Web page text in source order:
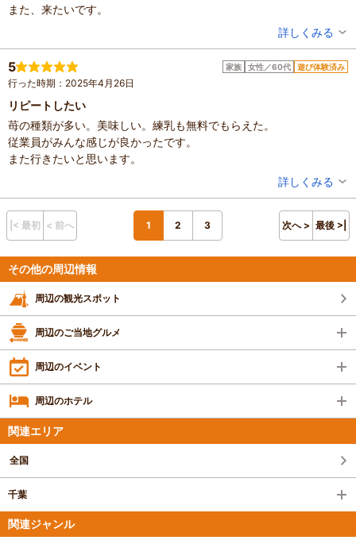
また、来たいです。
滞在時間：1時間未満
人数：3人～5人
家族の内訳：お子様、配偶者
子供の年齢：7～12歳、13歳以上
投稿日：2025年5月4日
詳しくみる
5 家族 女性／60代 遊び体験済み
行った時期：2025年4月26日
リピートしたい
苺の種類が多い。美味しい。練乳も無料でもらえた。
従業員がみんな感じが良かったです。
また行きたいと思います。
滞在時間：1時間未満
人数：3人～5人
家族の内訳：お子様、配偶者
設備の有無：駐車場、トイレ、休憩所
投稿日：2025年4月27日
詳しくみる
|< 最初 < 前へ 1 2 3 次へ > 最後 >|
その他の周辺情報
周辺の観光スポット
周辺のご当地グルメ
周辺のイベント
周辺のホテル
関連エリア
全国
千葉
関連ジャンル